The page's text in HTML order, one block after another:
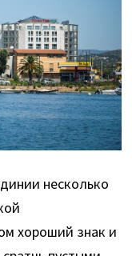
несколько
хороший знак и